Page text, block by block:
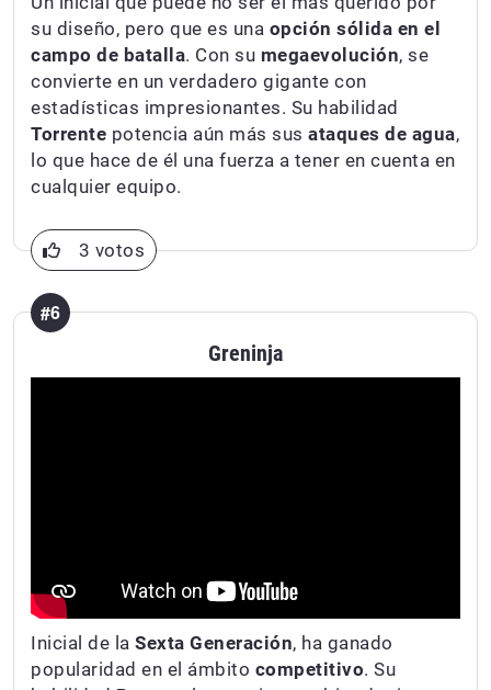
su diseño, pero que es una opción sólida en el
campo de batalla. Con su megaevolución, se
convierte en un verdadero gigante con
estadísticas impresionantes. Su habilidad
Torrente potencia aún más sus ataques de agua,
lo que hace de él una fuerza a tener en cuenta en
cualquier equipo.
3 votos
#6
Greninja
Inicial de la Sexta Generación, ha ganado
popularidad en el ámbito competitivo. Su